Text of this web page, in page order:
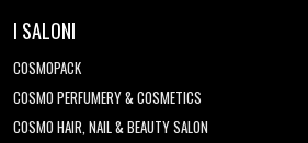
I SALONI
COSMOPACK
COSMO PERFUMERY & COSMETICS
COSMO HAIR, NAIL & BEAUTY SALON